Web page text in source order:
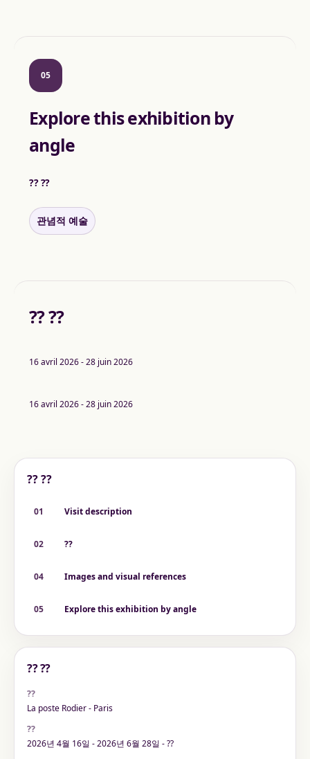
05
Explore this exhibition by
angle
?? ??
관념적 예술
?? ??
16 avril 2026 - 28 juin 2026
16 avril 2026 - 28 juin 2026
?? ??
01 Visit description
02 ??
04 Images and visual references
05 Explore this exhibition by angle
?? ??
??
La poste Rodier - Paris
??
2026년 4월 16일 - 2026년 6월 28일 - ??